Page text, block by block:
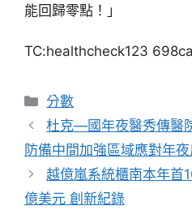
能回歸零點！」
TC:healthcheck123
分
類
分數
杜克—國年夜醫秀傳醫
防備中間加強區域應對年
越億嵐系統櫃南本年首
億美元 創新紀錄